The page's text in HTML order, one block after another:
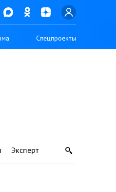
Спецпроекты
Эксперт